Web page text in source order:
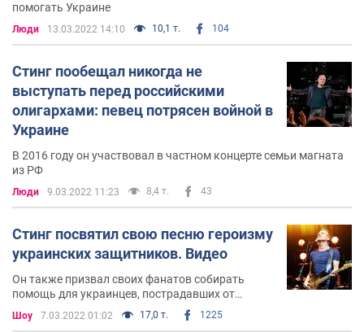
помогать Украине
Люди 13.03.2022 14:10 10,1 т. 104
Стинг пообещал никогда не
выступать перед российскими
олигархами: певец потрясен войной в
Украине
В 2016 году он участвовал в частном концерте семьи магната
из РФ
Люди 9.03.2022 11:23 8,4 т. 43
Стинг посвятил свою песню героизму
украинских защитников. Видео
Он также призвал своих фанатов собирать
помощь для украинцев, пострадавших от
Шоу 7.03.2022 01:02 17,0 т. 1225